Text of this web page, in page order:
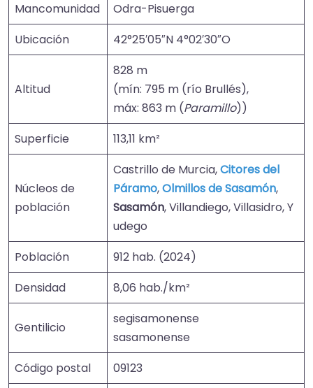
Mancomunidad
Odra-Pisuerga
Ubicación
42°25′05″N 4°02′30″O
Altitud
828 m
(mín: 795 m (río Brullés),
máx: 863 m (Paramillo))
Superficie
113,11 km²
Núcleos de
población
Castrillo de Murcia,Citores del
Páramo,Olmillos de Sasamón,
Sasamón, Villandiego, Villasidro, Y
udego
Población
912 hab. (2024)
Densidad
8,06 hab./km²
Gentilicio
segisamonense
sasamonense
Código postal
09123